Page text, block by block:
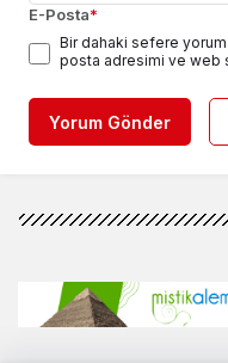
E-Posta*
Bir dahaki sefere yorum
posta adresimi ve web
Yorum Gönder